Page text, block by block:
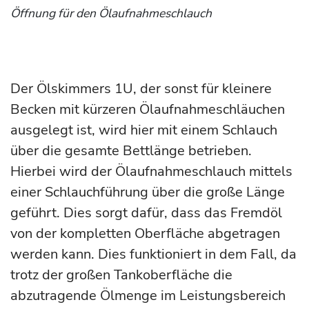
Öffnung für den Ölaufnahmeschlauch
Der Ölskimmers 1U, der sonst für kleinere
Becken mit kürzeren Ölaufnahmeschläuchen
ausgelegt ist, wird hier mit einem Schlauch
über die gesamte Bettlänge betrieben.
Hierbei wird der Ölaufnahmeschlauch mittels
einer Schlauchführung über die große Länge
geführt. Dies sorgt dafür, dass das Fremdöl
von der kompletten Oberfläche abgetragen
werden kann. Dies funktioniert in dem Fall, da
trotz der großen Tankoberfläche die
abzutragende Ölmenge im Leistungsbereich